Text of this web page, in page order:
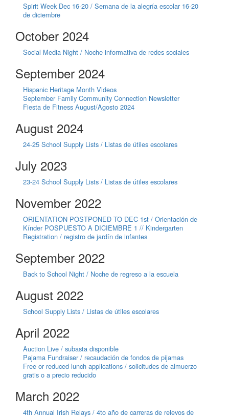
Spirit Week Dec 16-20 / Semana de la alegría escolar 16-20
de diciembre
October 2024
Social Media Night / Noche informativa de redes sociales
September 2024
Hispanic Heritage Month Videos
September Family Community Connection Newsletter
Fiesta de Fitness August/Agosto 2024
August 2024
24-25 School Supply Lists / Listas de útiles escolares
July 2023
23-24 School Supply Lists / Listas de útiles escolares
November 2022
ORIENTATION POSTPONED TO DEC 1st / Orientación de
Kínder POSPUESTO A DICIEMBRE 1 // Kindergarten
Registration / registro de jardín de infantes
September 2022
Back to School Night / Noche de regreso a la escuela
August 2022
School Supply Lists / Listas de útiles escolares
April 2022
Auction Live / subasta disponible
Pajama Fundraiser / recaudación de fondos de pijamas
Free or reduced lunch applications / solicitudes de almuerzo
gratis o a precio reducido
March 2022
4th Annual Irish Relays / 4to año de carreras de relevos de